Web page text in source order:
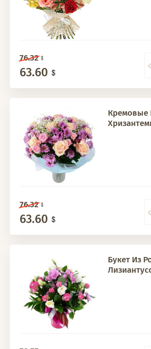
76.32
63.60
Кремовые
76.32
63.60
Букет Из